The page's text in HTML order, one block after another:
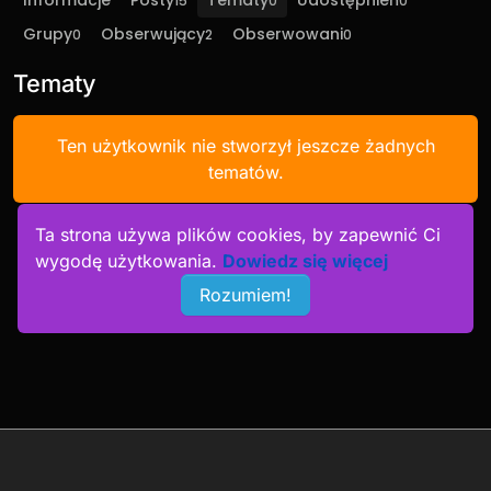
Grupy0 Obserwujący2 Obserwowani0
Tematy
Ten użytkownik nie stworzył jeszcze żadnych
tematów.
Ta strona używa plików cookies, by zapewnić Ci
wygodę użytkowania. Dowiedz się więcej
Rozumiem!